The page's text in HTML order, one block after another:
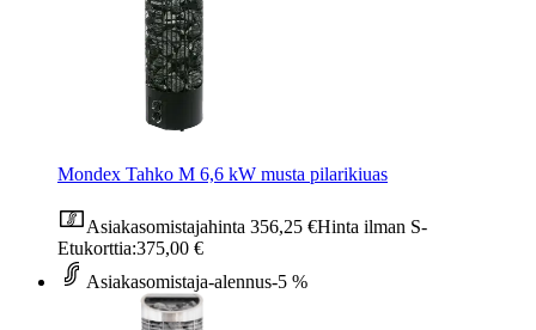
Mondex Tahko M 6,6 kW musta pilarikiuas
Asiakasomistajahinta 356,25 €Hinta ilman S-
Etukorttia:375,00 €
Asiakasomistaja-alennus-5 %